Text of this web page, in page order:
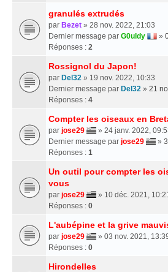
granulés extrudés
par Bezet » 28 nov. 2022, 21:03
Dernier message par G0uldy »
Réponses : 2
Rossignol du Japon!
par Del32 » 19 nov. 2022, 10:33
Dernier message par Del32 » 21
Réponses : 4
Compter les oiseaux en
par jose29
» 24 janv. 2022,
Dernier message par jose29 »
Réponses : 1
Un outil pour compter les
vous
par jose29
» 10 déc. 2021, 10:21
Réponses : 0
L'aubépine et la grive
par jose29
» 03 nov. 2021,
Réponses : 0
Hirondelles